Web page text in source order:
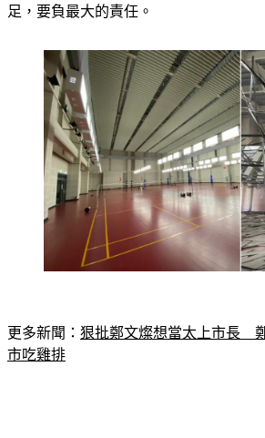
足，要負最大的責任。
更多新聞： 狠批鄭文燦想當太上市長　
市吃雞排